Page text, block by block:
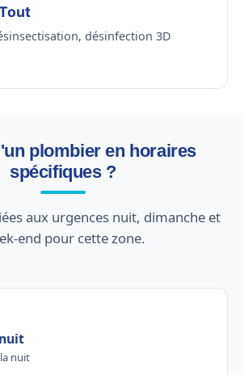
désinfection 3D
plombier en horaires
spécifiques ?
aux urgences nuit, dimanche et
end pour cette zone.
nuit